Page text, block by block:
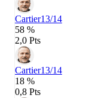
Cartier13/14
58 %
2,0 Pts
Cartier13/14
18 %
0,8 Pts